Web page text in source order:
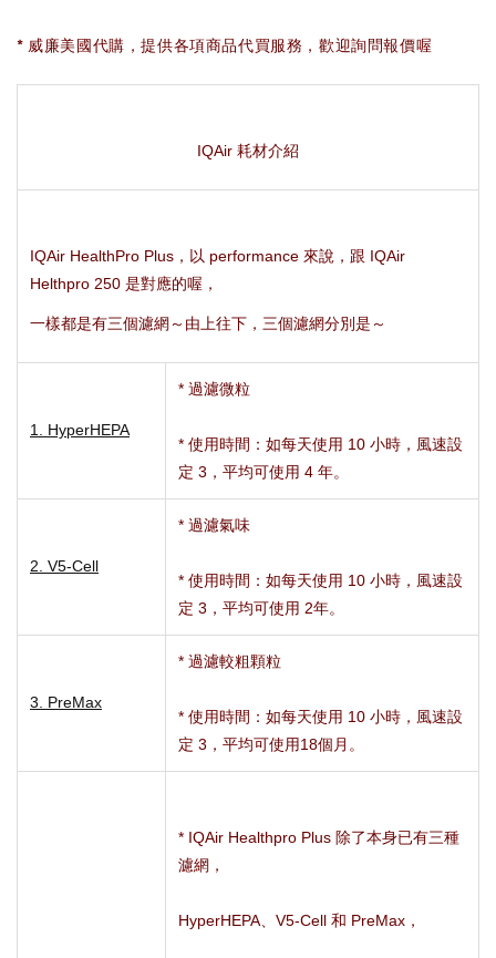
* 威廉美國代購，提供各項商品代買服務，歡迎詢問報價喔
IQAir 耗材介紹
IQAir HealthPro Plus，以 performance 來說，跟 IQAir
Helthpro 250 是對應的喔，
一樣都是有三個濾網～由上往下，三個濾網分別是～
1. HyperHEPA
* 過濾微粒
* 使用時間：如每天使用 10 小時，風速設
定 3，平均可使用 4 年。
2. V5-Cell
* 過濾氣味
* 使用時間：如每天使用 10 小時，風速設
定 3，平均可使用 2年。
3. PreMax
* 過濾較粗顆粒
* 使用時間：如每天使用 10 小時，風速設
定 3，平均可使用18個月。
* IQAir Healthpro Plus 除了本身已有三種
濾網，
HyperHEPA、V5-Cell 和 PreMax，